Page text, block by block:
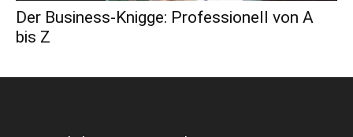
Der Business-Knigge: Professionell von A
bis Z